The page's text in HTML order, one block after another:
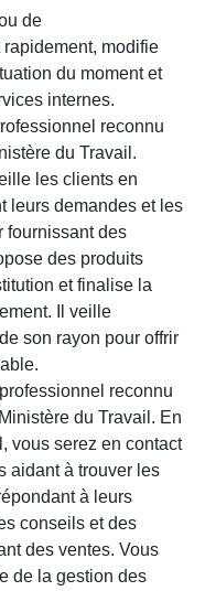
de
modifie
du moment et
internes.
reconnu
du Travail.
les clients en
leurs demandes et les
fournissant des
des produits
et finalise la
Il veille
son rayon pour offrir
reconnu
du Travail. En
vous serez en contact
aidant à trouver les
à leurs
conseils et des
des ventes. Vous
de la gestion des